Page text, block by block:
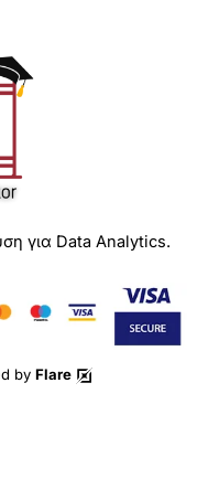
για Data Analytics.
by Flare